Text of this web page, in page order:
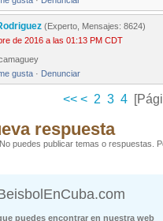
(Experto, Mensajes: 8624)
de 2016 a las 01:13 PM CDT
gusta · Denunciar
<< < 2 3 4
respuesta
puedes publicar temas o respuestas.
puedes encontrar en nuestra web